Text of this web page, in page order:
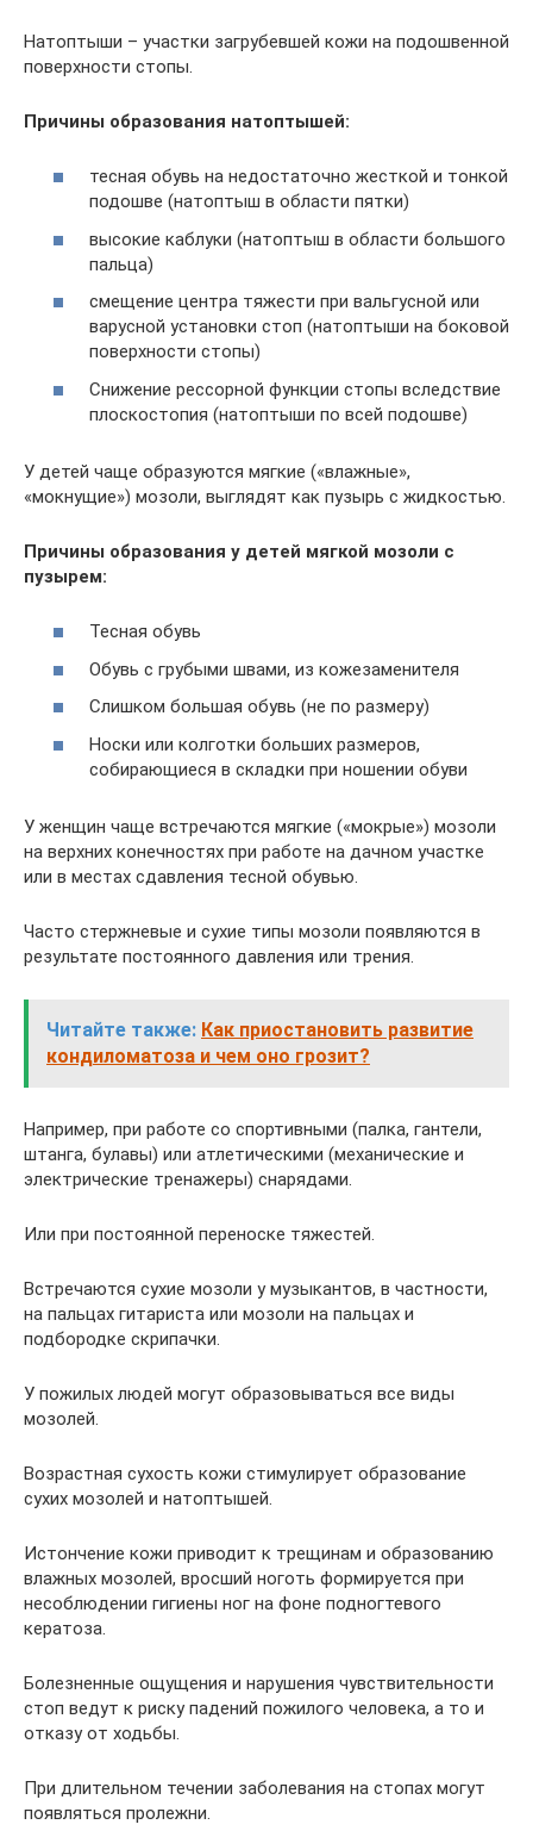
Натоптыши – участки загрубевшей кожи на подошвенной
поверхности стопы.
Причины образования натоптышей:
тесная обувь на недостаточно жесткой и тонкой
подошве (натоптыш в области пятки)
высокие каблуки (натоптыш в области большого
пальца)
смещение центра тяжести при вальгусной или
варусной установки стоп (натоптыши на боковой
поверхности стопы)
Снижение рессорной функции стопы вследствие
плоскостопия (натоптыши по всей подошве)
У детей чаще образуются мягкие («влажные»,
«мокнущие») мозоли, выглядят как пузырь с жидкостью.
Причины образования у детей мягкой мозоли с
пузырем:
Тесная обувь
Обувь с грубыми швами, из кожезаменителя
Слишком большая обувь (не по размеру)
Носки или колготки больших размеров,
собирающиеся в складки при ношении обуви
У женщин чаще встречаются мягкие («мокрые») мозоли
на верхних конечностях при работе на дачном участке
или в местах сдавления тесной обувью.
Часто стержневые и сухие типы мозоли появляются в
результате постоянного давления или трения.
Читайте также: Как приостановить развитие
кондиломатоза и чем оно грозит?
Например, при работе со спортивными (палка, гантели,
штанга, булавы) или атлетическими (механические и
электрические тренажеры) снарядами.
Или при постоянной переноске тяжестей.
Встречаются сухие мозоли у музыкантов, в частности,
на пальцах гитариста или мозоли на пальцах и
подбородке скрипачки.
У пожилых людей могут образовываться все виды
мозолей.
Возрастная сухость кожи стимулирует образование
сухих мозолей и натоптышей.
Истончение кожи приводит к трещинам и образованию
влажных мозолей, вросший ноготь формируется при
несоблюдении гигиены ног на фоне подногтевого
кератоза.
Болезненные ощущения и нарушения чувствительности
стоп ведут к риску падений пожилого человека, а то и
отказу от ходьбы.
При длительном течении заболевания на стопах могут
появляться пролежни.